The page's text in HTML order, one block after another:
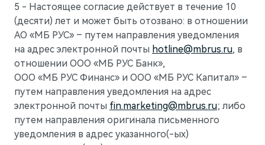
5 - Настоящее согласие действует в течение 10
(десяти) лет и может быть отозвано: в отношении
АО «МБ РУС» – путем направления уведомления
на адрес электронной почты hotline@mbrus.ru, в
отношении ООО «МБ РУС Банк»,
ООО «МБ РУС Финанс» и ООО «МБ РУС Капитал» –
путем направления уведомления на адрес
электронной почты fin.marketing@mbrus.ru; либо
путем направления оригинала письменного
уведомления в адрес указанного(-ых)